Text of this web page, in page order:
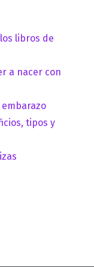
libros de
a nacer con
tipos y